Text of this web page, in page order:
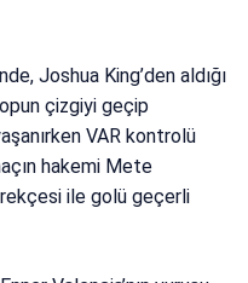
Joshua King’den aldığı
çizgiyi geçip
VAR kontrolü
hakemi Mete
ile golü geçerli